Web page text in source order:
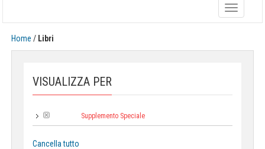
Toggle
navigation
Home / Libri
VISUALIZZA PER
Supplemento Speciale
Cancella tutto